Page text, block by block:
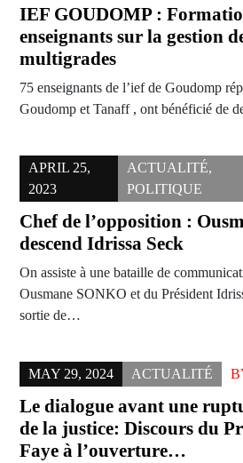
IEF GOUDOMP :
enseignants sur la gestion
multigrades
75 enseignants de l’ief de Goudomp
Goudomp et Tanaff , ont bénéficié de
APRIL 25,
2023
ACTUALITÉ,
POLITIQUE
Chef de l’opposition :
descend Idrissa Seck
On assiste à une bataille de
Ousmane SONKO et du Président
sortie de…
MAY 29, 2024 ACTUALITÉ
Le dialogue avant une
de la justice: Discours du
Faye à l’ouverture…